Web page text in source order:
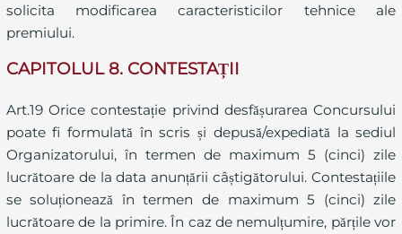
solicita modificarea caracteristicilor tehnice ale
premiului.
CAPITOLUL 8. CONTESTAȚII
Art.19 Orice contestație privind desfășurarea Concursului
poate fi formulată în scris și depusă/expediată la sediul
Organizatorului, în termen de maximum 5 (cinci) zile
lucrătoare de la data anunțării câștigătorului. Contestațiile
se soluționează în termen de maximum 5 (cinci) zile
lucrătoare de la primire. În caz de nemulțumire, părțile vor